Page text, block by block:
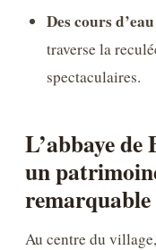
Des cours
traverse la
spectaculaires.
L’abbaye de
un
remarquable
Au centre du